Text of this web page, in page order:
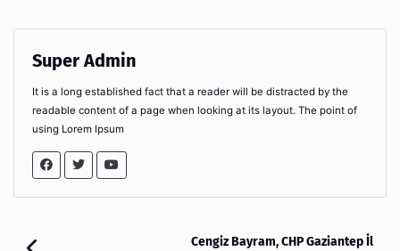
Super Admin
It is a long established fact that a reader will be distracted by the
readable content of a page when looking at its layout. The point of
using Lorem Ipsum
Cengiz Bayram, CHP Gaziantep İl